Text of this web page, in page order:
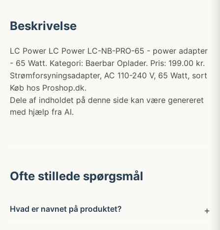
Beskrivelse
LC Power LC Power LC-NB-PRO-65 - power adapter
- 65 Watt. Kategori: Baerbar Oplader. Pris: 199.00 kr.
Strømforsyningsadapter, AC 110-240 V, 65 Watt, sort
Køb hos Proshop.dk.
Dele af indholdet på denne side kan være genereret
med hjælp fra AI.
Ofte stillede spørgsmål
Hvad er navnet på produktet?